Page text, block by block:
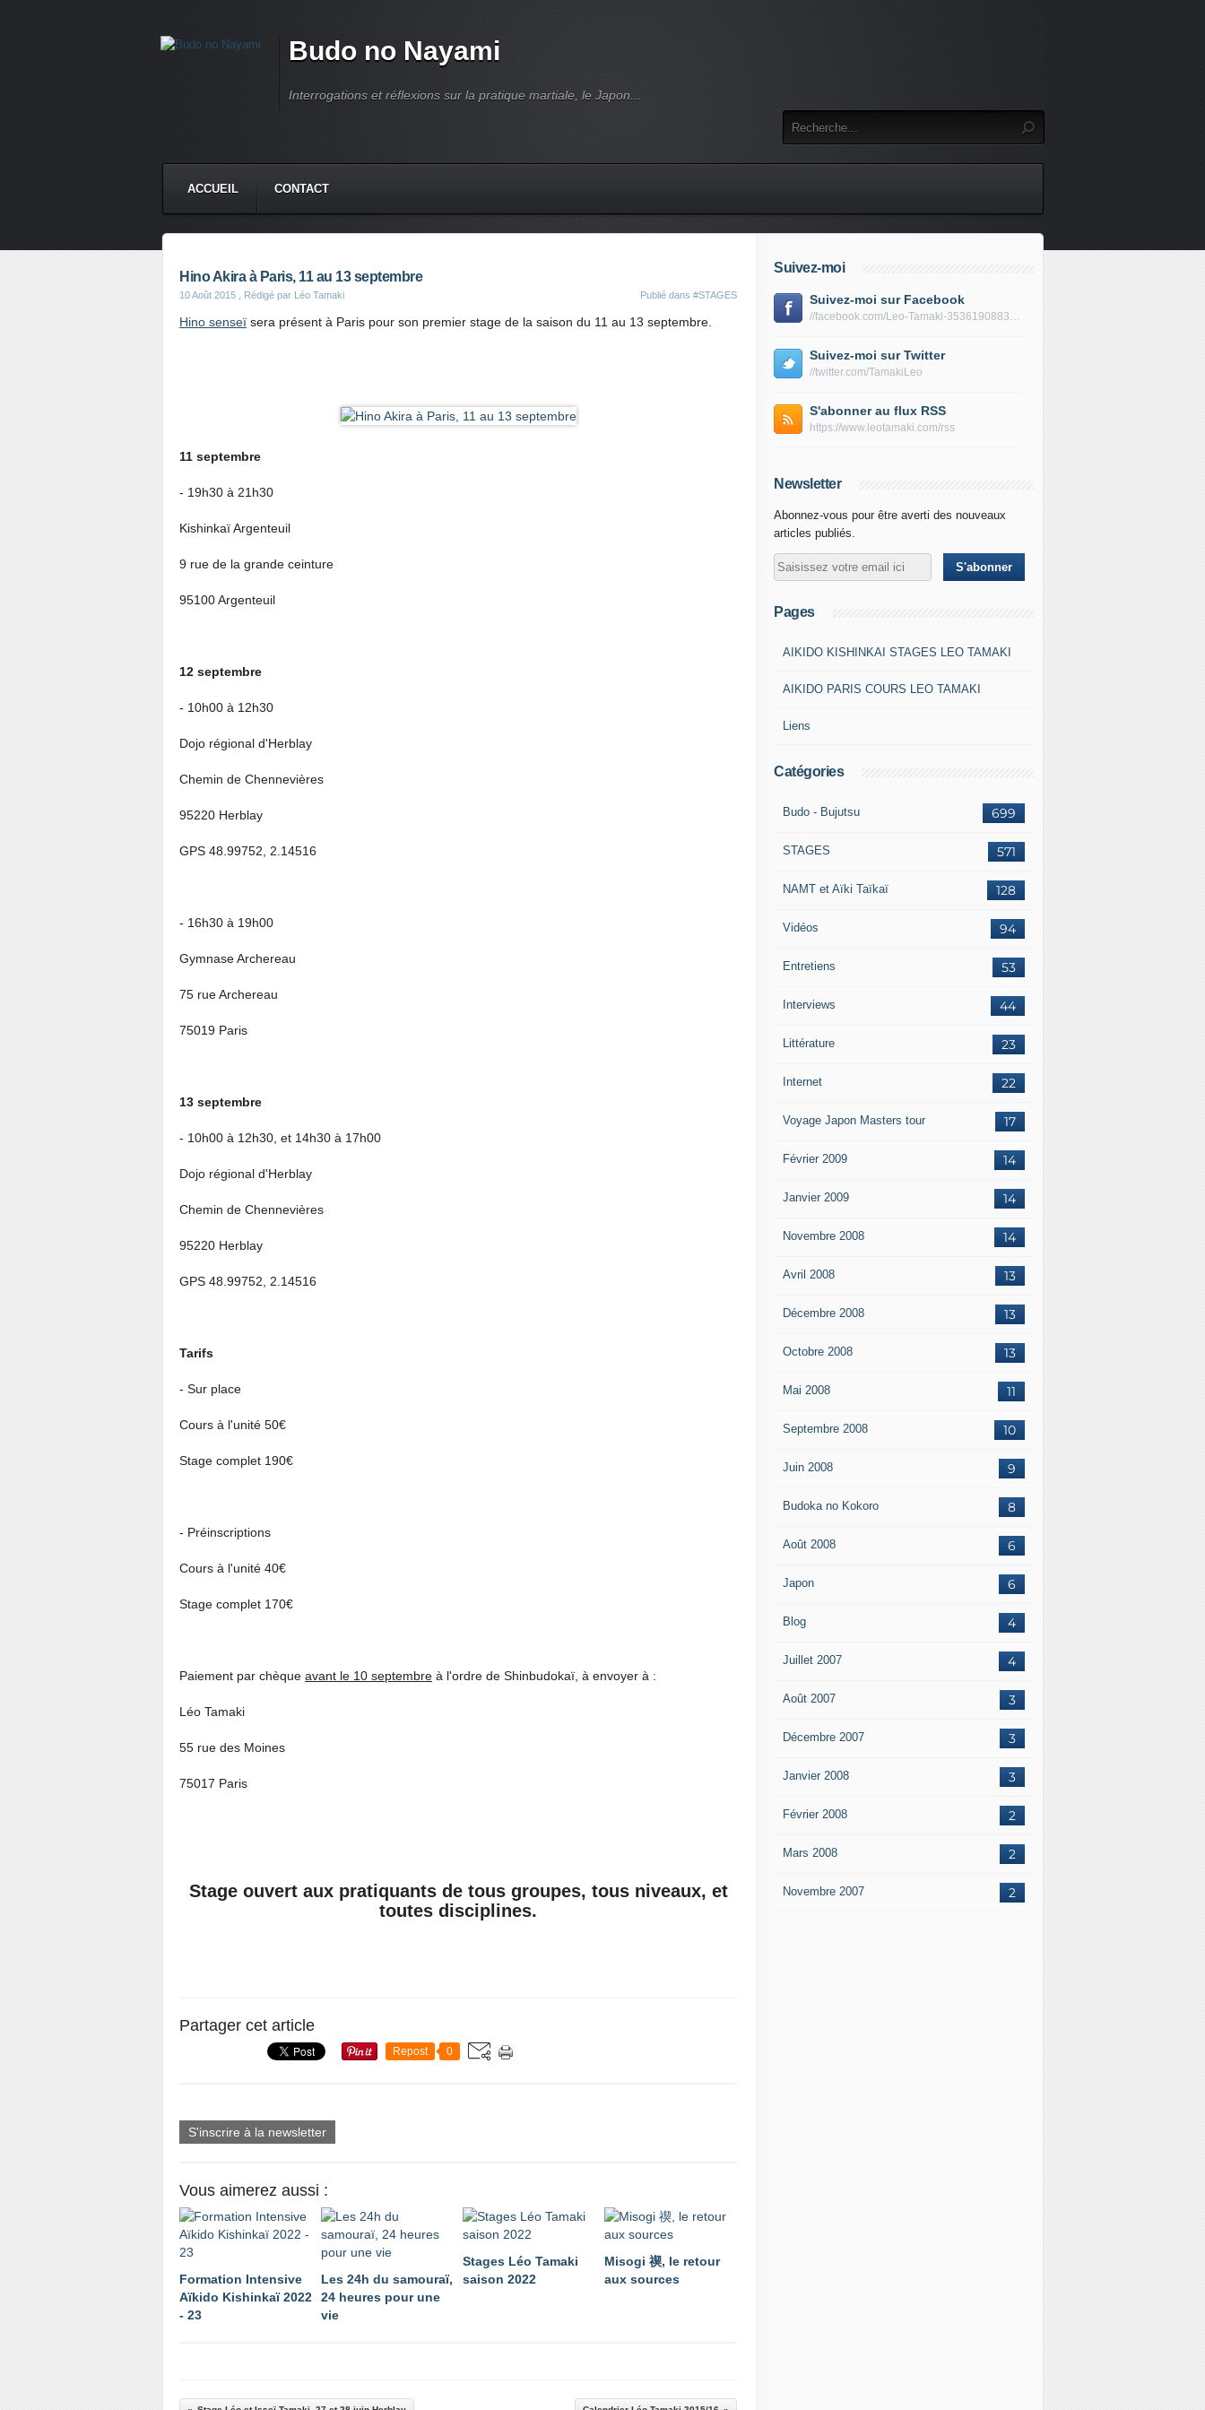
Budo no Nayami
Interrogations et réflexions sur la pratique martiale, le Japon...
ACCUEIL CONTACT
Hino Akira à Paris, 11 au 13 septembre
10 Août 2015 , Rédigé par Léo Tamaki Publié dans #STAGES
Hino senseï sera présent à Paris pour son premier stage de la saison du 11 au 13 septembre.
11 septembre
- 19h30 à 21h30
Kishinkaï Argenteuil
9 rue de la grande ceinture
95100 Argenteuil
12 septembre
- 10h00 à 12h30
Dojo régional d'Herblay
Chemin de Chennevières
95220 Herblay
GPS 48.99752, 2.14516
- 16h30 à 19h00
Gymnase Archereau
75 rue Archereau
75019 Paris
13 septembre
- 10h00 à 12h30, et 14h30 à 17h00
Dojo régional d'Herblay
Chemin de Chennevières
95220 Herblay
GPS 48.99752, 2.14516
Tarifs
- Sur place
Cours à l'unité 50€
Stage complet 190€
- Préinscriptions
Cours à l'unité 40€
Stage complet 170€
Paiement par chèque avant le 10 septembre à l'ordre de Shinbudokaï, à envoyer à :
Léo Tamaki
55 rue des Moines
75017 Paris
Stage ouvert aux pratiquants de tous groupes, tous niveaux, et
toutes disciplines.
Partager cet article
Repost 0
S'inscrire à la newsletter
Vous aimerez aussi :
Formation Intensive
Aïkido Kishinkaï 2022
- 23
Les 24h du samouraï,
24 heures pour une
vie
Stages Léo Tamaki
saison 2022
Misogi 禊, le retour
aux sources
Suivez-moi
Suivez-moi sur Facebook
//facebook.com/Leo-Tamaki-353619088319688/
Suivez-moi sur Twitter
//twitter.com/TamakiLeo
S'abonner au flux RSS
https://www.leotamaki.com/rss
Newsletter
Abonnez-vous pour être averti des nouveaux
articles publiés.
Pages
AIKIDO KISHINKAI STAGES LEO TAMAKI
AIKIDO PARIS COURS LEO TAMAKI
Liens
Catégories
699
Budo - Bujutsu
571
STAGES
128
NAMT et Aïki Taïkaï
94
Vidéos
53
Entretiens
44
Interviews
23
Littérature
22
Internet
17
Voyage Japon Masters tour
14
Février 2009
14
Janvier 2009
14
Novembre 2008
13
Avril 2008
13
Décembre 2008
13
Octobre 2008
11
Mai 2008
10
Septembre 2008
9
Juin 2008
8
Budoka no Kokoro
6
Août 2008
6
Japon
4
Blog
4
Juillet 2007
3
Août 2007
3
Décembre 2007
3
Janvier 2008
2
Février 2008
2
Mars 2008
2
Novembre 2007